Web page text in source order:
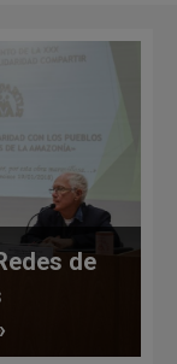
de